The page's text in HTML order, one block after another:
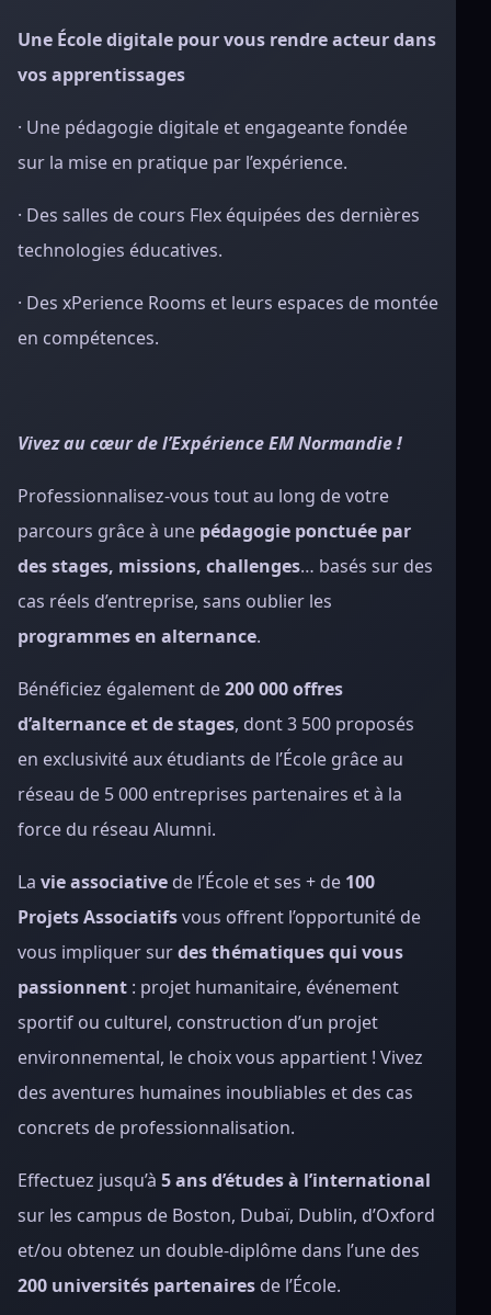
Une École digitale pour vous rendre acteur dans
vos apprentissages
· Une pédagogie digitale et engageante fondée
sur la mise en pratique par l’expérience.
· Des salles de cours Flex équipées des dernières
technologies éducatives.
· Des xPerience Rooms et leurs espaces de montée
en compétences.
Vivez au cœur de l’Expérience EM Normandie !
Professionnalisez-vous tout au long de votre
parcours grâce à une pédagogie ponctuée par
des stages, missions, challenges… basés sur des
cas réels d’entreprise, sans oublier les
programmes en alternance.
Bénéficiez également de200 000 offres
d’alternance et de stages, dont 3 500 proposés
en exclusivité aux étudiants de l’École grâce au
réseau de 5 000 entreprises partenaires et à la
force du réseau Alumni.
La vie associative de l’École et ses + de 100
Projets Associatifsvous offrent l’opportunité de
vous impliquer surdes thématiques qui vous
passionnent : projet humanitaire, événement
sportif ou culturel, construction d’un projet
environnemental, le choix vous appartient ! Vivez
des aventures humaines inoubliables et des cas
concrets de professionnalisation.
Effectuez jusqu’à 5 ans d’études à l’international
sur les campus de Boston, Dubaï, Dublin, d’Oxford
et/ou obtenez un double-diplôme dans l’une des
200 universités partenaires de l’École.